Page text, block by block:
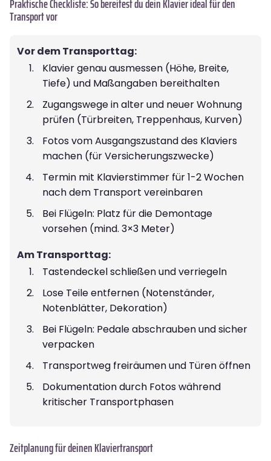
Transport vor
Vor dem Transporttag:
Klavier genau ausmessen (Höhe, Breite,
Tiefe) und Maßangaben bereithalten
Zugangswege in alter und neuer Wohnung
prüfen (Türbreiten, Treppenhaus, Kurven)
Fotos vom Ausgangszustand des Klaviers
machen (für Versicherungszwecke)
Termin mit Klavierstimmer für 1-2 Wochen
nach dem Transport vereinbaren
Bei Flügeln: Platz für die Demontage
vorsehen (mind. 3×3 Meter)
Am Transporttag:
Tastendeckel schließen und verriegeln
Lose Teile entfernen (Notenständer,
Notenblätter, Dekoration)
Bei Flügeln: Pedale abschrauben und sicher
verpacken
Transportweg freiräumen und Türen öffnen
Dokumentation durch Fotos während
kritischer Transportphasen
Zeitplanung für deinen Klaviertransport